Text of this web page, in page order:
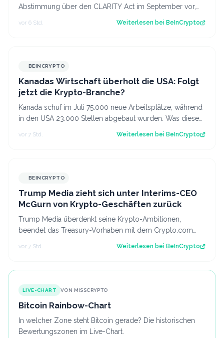
Abstimmung über den CLARITY Act im September vor,
vor 6 Std. Weiterlesen bei BeInCrypto
BEINCRYPTO
Kanadas Wirtschaft überholt die USA: Folgt
jetzt die Krypto-Branche?
Kanada schuf im Juli 75.000 neue Arbeitsplätze, während
in den USA 23.000 Stellen abgebaut wurden. Was diese
vor 7 Std. Weiterlesen bei BeInCrypto
BEINCRYPTO
Trump Media zieht sich unter Interims-CEO
McGurn von Krypto-Geschäften zurück
Trump Media überdenkt seine Krypto-Ambitionen,
beendet das Treasury-Vorhaben mit dem Crypto.com
CRO und kürzt die Pläne für Prognosen. Der B…
vor 7 Std. Weiterlesen bei BeInCrypto
LIVE-CHART VON MISSCRYPTO
Bitcoin Rainbow-Chart
In welcher Zone steht Bitcoin gerade? Die historischen
Bewertungszonen im Live-Chart.